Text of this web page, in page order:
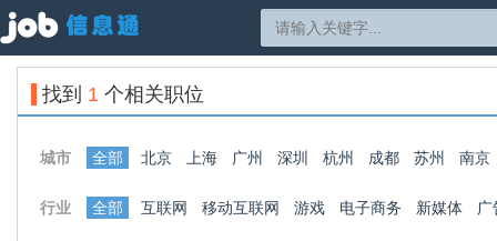
找到 1 个相关职位
城市 全部 北京 上海 广州 深圳 杭州 成都 苏州 南京
行业 全部 互联网 移动互联网 游戏 电子商务 新媒体 广